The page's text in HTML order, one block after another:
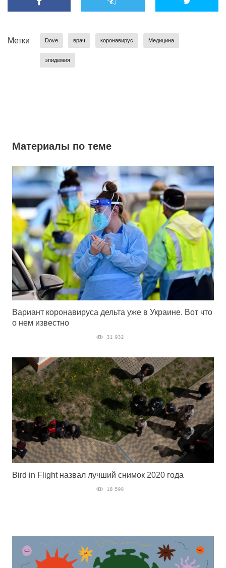
Метки Dove врач коронавирус Медицина
эпидемия
Материалы по теме
Вариант коронавируса дельта уже в Украине. Вот что
о нем известно
31 932
Bird in Flight назвал лучший снимок 2020 года
18 598